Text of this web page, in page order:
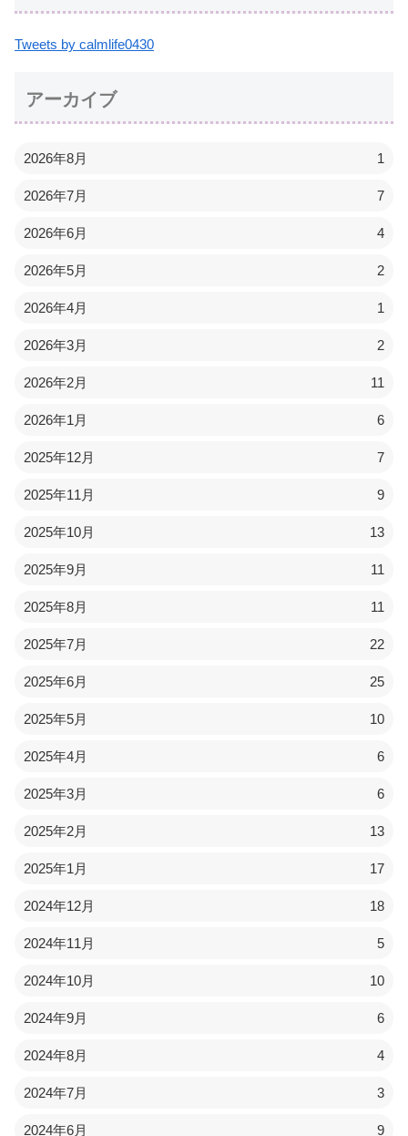
Tweets by calmlife0430
アーカイブ
2026年8月 1
2026年7月 7
2026年6月 4
2026年5月 2
2026年4月 1
2026年3月 2
2026年2月 11
2026年1月 6
2025年12月 7
2025年11月 9
2025年10月 13
2025年9月 11
2025年8月 11
2025年7月 22
2025年6月 25
2025年5月 10
2025年4月 6
2025年3月 6
2025年2月 13
2025年1月 17
2024年12月 18
2024年11月 5
2024年10月 10
2024年9月 6
2024年8月 4
2024年7月 3
2024年6月 9